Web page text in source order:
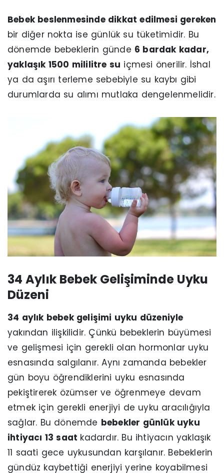
Bebek beslenmesinde dikkat edilmesi gereken
bir diğer nokta ise günlük su tüketimidir. Bu
dönemde bebeklerin günde 6 bardak kadar,
yaklaşık 1500 mililitre su içmesi önerilir. İshal
ya da aşırı terleme sebebiyle su kaybı gibi
durumlarda su alımı mutlaka dengelenmelidir.
34 Aylık Bebek Gelişiminde Uyku
Düzeni
34 aylık bebek gelişimi uyku düzeniyle
yakından ilişkilidir. Çünkü bebeklerin büyümesi
ve gelişmesi için gerekli olan hormonlar uyku
esnasında salgılanır. Aynı zamanda bebekler
gün boyu öğrendiklerini uyku esnasında
pekiştirerek özümser ve öğrenmeye devam
etmek için gerekli enerjiyi de uyku aracılığıyla
sağlar. Bu dönemde bebekler günlük uyku
ihtiyacı 13 saat kadardır. Bu ihtiyacın yaklaşık
11 saati gece uykusundan karşılanır. Bebeklerin
gündüz kaybettiği enerjiyi yerine koyabilmesi